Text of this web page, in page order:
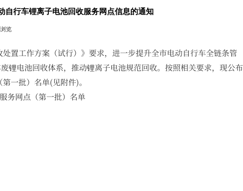
自行车锂离子电池回收服务网点信息的通知
览
工作方案（试行）》要求，进一步提升全市电动自行车全链条管
锂电池回收体系，推动锂离子电池规范回收。按照相关要求，现公布
一批）名单(见附件)。
网点（第一批）名单